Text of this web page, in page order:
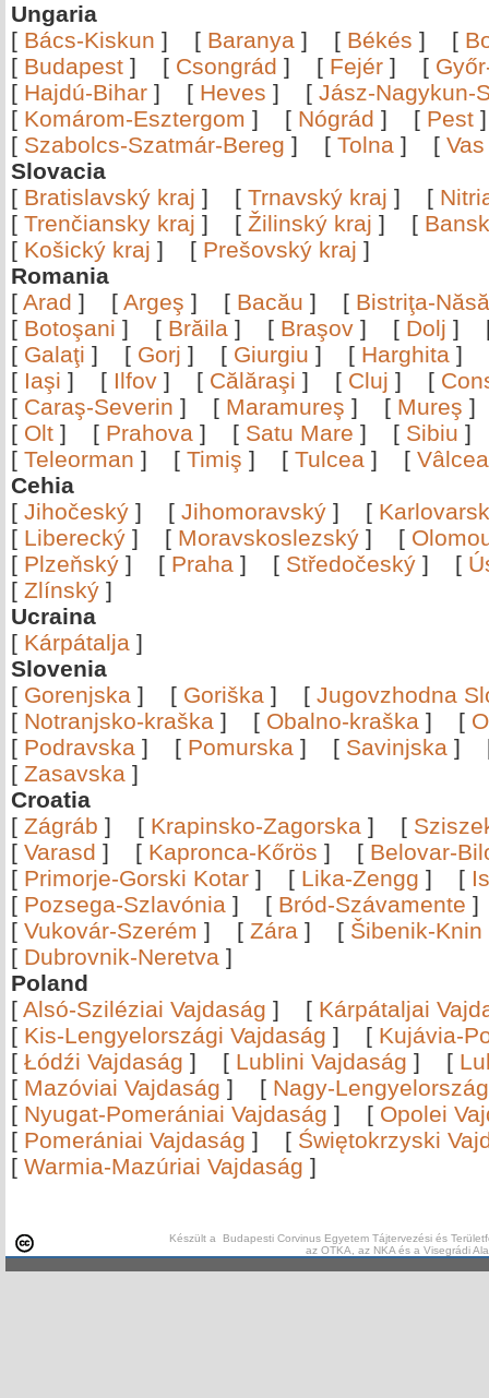
Ungaria
[ Bács-Kiskun ] [ Baranya ] [ Békés ] [
[ Budapest ] [ Csongrád ] [ Fejér ] [
[ Hajdú-Bihar ] [ Heves ] [ Jász-Nagykun-
[ Komárom-Esztergom ] [ Nógrád ] [ Pest
[ Szabolcs-Szatmár-Bereg ] [ Tolna ] [ Vas
Slovacia
[ Bratislavský kraj ] [ Trnavský kraj ] [
[ Trenčiansky kraj ] [ Žilinský kraj ] [
[ Košický kraj ] [ Prešovský kraj ]
Romania
[ Arad ] [ Argeş ] [ Bacău ] [ Bistriţa-
[ Botoşani ] [ Brăila ] [ Braşov ] [ Dolj ]
[ Galaţi ] [ Gorj ] [ Giurgiu ] [ Harghita ]
[ Iaşi ] [ Ilfov ] [ Călăraşi ] [ Cluj ] [
[ Caraş-Severin ] [ Maramureş ] [ Mureş
[ Olt ] [ Prahova ] [ Satu Mare ] [ Sibiu
[ Teleorman ] [ Timiş ] [ Tulcea ] [
Cehia
[ Jihočeský ] [ Jihomoravský ] [
[ Liberecký ] [ Moravskoslezský ] [
[ Plzeňský ] [ Praha ] [ Středočeský ] [
[ Zlínský ]
Ucraina
[ Kárpátalja ]
Slovenia
[ Gorenjska ] [ Goriška ] [ Jugovzhodna
[ Notranjsko-kraška ] [ Obalno-kraška ] [
[ Podravska ] [ Pomurska ] [ Savinjska ]
[ Zasavska ]
Croatia
[ Zágráb ] [ Krapinsko-Zagorska ] [
[ Varasd ] [ Kapronca-Kőrös ] [ Belovar-
[ Primorje-Gorski Kotar ] [ Lika-Zengg ] [
[ Pozsega-Szlavónia ] [ Bród-Szávamente
[ Vukovár-Szerém ] [ Zára ] [ Šibenik-Knin
[ Dubrovnik-Neretva ]
Poland
[ Alsó-Sziléziai Vajdaság ] [ Kárpátaljai
[ Kis-Lengyelországi Vajdaság ] [ Kujávia-
[ Łódźi Vajdaság ] [ Lublini Vajdaság ] [
[ Mazóviai Vajdaság ] [ Nagy-
[ Nyugat-Pomerániai Vajdaság ] [ Opolei
[ Pomerániai Vajdaság ] [ Świętokrzyski
[ Warmia-Mazúriai Vajdaság ]
Készült a Budapesti Corvinus Egyetem Tájtervezési és
az OTKA, az NKA és a Visegrádi